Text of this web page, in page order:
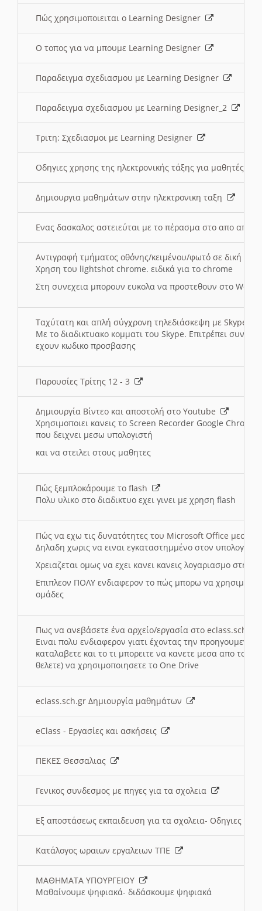
Πώς χρησιμοποιειται ο Learning Designer
O τοπος για να μπουμε Learning Designer
Παραδειγμα σχεδιασμου με Learning Designer
Παραδειγμα σχεδιασμου με Learning Designer_2
Τριτη: Σχεδιασμοι με Learning Designer
Οδηγιες χρησης της ηλεκτρονικής τάξης για μαθητές
Δημιουργια μαθημάτων στην ηλεκτρονικη ταξη
Ενας δασκαλος αστειεύται με το πέρασμα στο απο
Αντιγραφή τμήματος οθόνης/κειμένου/φωτό σε δική
Χρηση του lightshot chrome. ειδικά για το chrome
Στη συνεχεια μπορουν ευκολα να προστεθουν στο Word
Ταχύτατη και απλή σύγχρονη τηλεδιάσκεψη με Skype
Με το διαδικτυακο κομματι του Skype. Επιτρέπει
εχουν κωδικο προσβασης
Παρουσίες Τρίτης 12 - 3
Δημιουργία Βίντεο και αποστολή στο Youtube
Χρησιμοποιει κανεις το Screen Recorder Google Chrome
που δειχνει μεσω υπολογιστή
και να στειλει στους μαθητες
Πώς ξεμπλοκάρουμε το flash
Πολυ υλικο στο διαδικτυο εχει γινει με χρηση flash
Πώς να εχω τις δυνατότητες του Microsoft Office μεσω
Δηλαδη χωρις να ειναι εγκαταστημμένο στον
Χρειαζεται ομως να εχει κανει κανεις λογαριασμο στη
Επιπλεον ΠΟΛΥ ενδιαφερον το πώς μπορω να
ομάδες
Πως να ανεβάσετε ένα αρχείο/εργασία στο eclass.sch.gr
Ειναι πολυ ενδιαφερον γιατι έχοντας την
καταλαβετε και το τι μπορειτε να κανετε μεσα απο το
θελετε) να χρησιμοποιησετε το One Drive
eclass.sch.gr Δημιουργία μαθημάτων
eClass - Εργασίες και ασκήσεις
ΠΕΚΕΣ Θεσσαλιας
Γενικος συνδεσμος με πηγες για τα σχολεια
Εξ αποστάσεως εκπαιδευση για τα σχολεια- Οδηγιες
Κατάλογος ωραιων εργαλειων ΤΠΕ
ΜΑΘΗΜΑΤΑ ΥΠΟΥΡΓΕΙΟΥ
Μαθαίνουμε ψηφιακά- διδάσκουμε ψηφιακά